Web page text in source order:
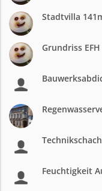
Stadtvilla
Grundriss
Feuchtigkeit